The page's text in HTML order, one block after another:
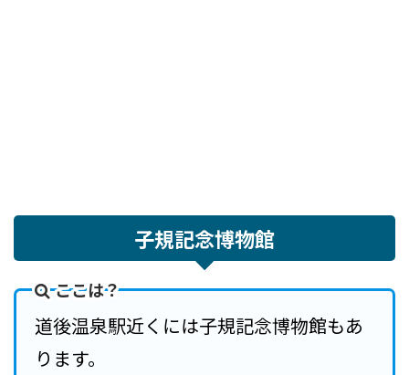
子規記念博物館
ここは？
道後温泉駅近くには子規記念博物館もあ
ります。